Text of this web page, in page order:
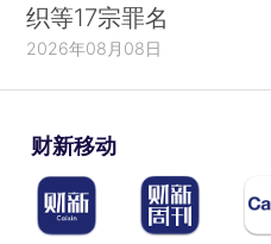
织等17宗罪名
2026年08月08日
财新移动